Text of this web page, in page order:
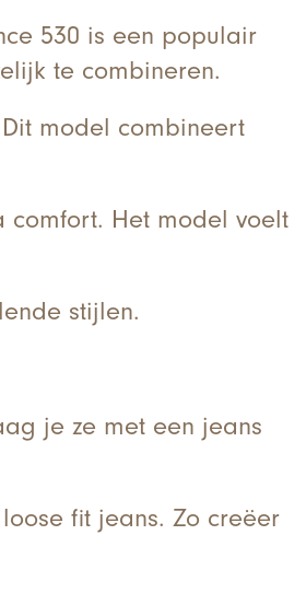
530 is een populair
te combineren.
model combineert
comfort. Het model voelt
stijlen.
je ze met een jeans
fit jeans. Zo creëer